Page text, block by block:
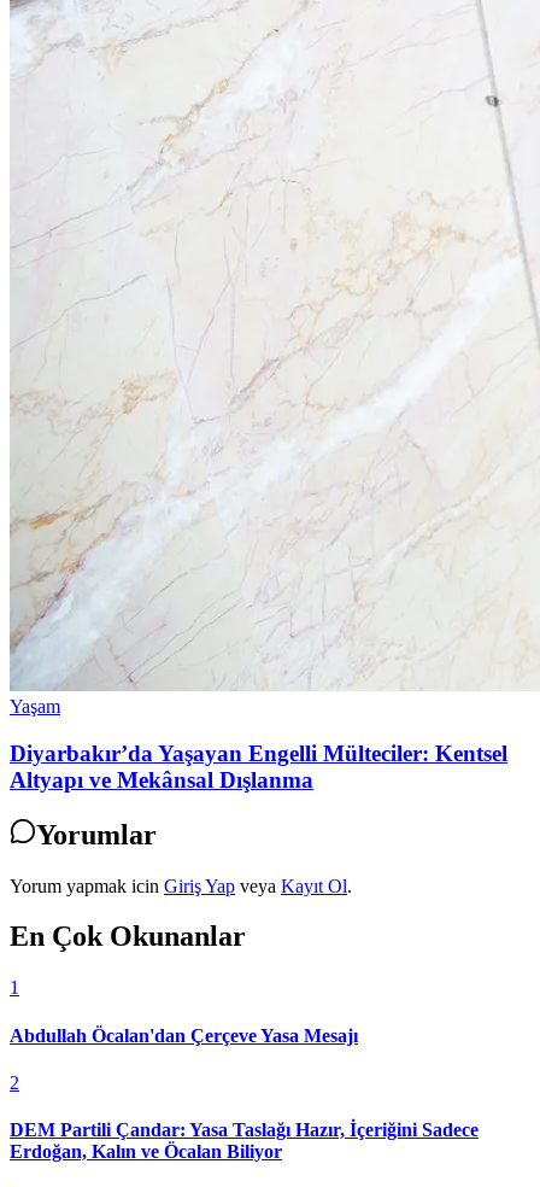
Yaşam
Diyarbakır’da Yaşayan Engelli Mülteciler: Kentsel
Altyapı ve Mekânsal Dışlanma
Yorumlar
Yorum yapmak icin Giriş Yap veya Kayıt Ol.
En Çok Okunanlar
1
Abdullah Öcalan'dan Çerçeve Yasa Mesajı
2
DEM Partili Çandar: Yasa Taslağı Hazır, İçeriğini Sadece
Erdoğan, Kalın ve Öcalan Biliyor